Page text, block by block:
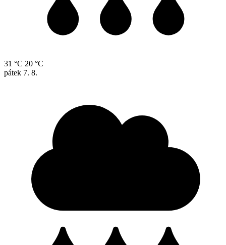
31 °C 20 °C
pátek 7. 8.